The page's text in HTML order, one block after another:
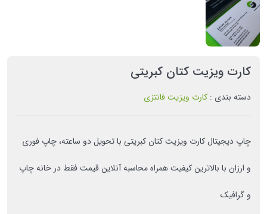
کارت ویزیت کتان کبریتی
دسته بندی : کارت ویزیت فانتزی
چاپ دیجیتال کارت ویزیت کتان کبریتی با تحویل دو ساعته، چاپ فوری
و ارزان با بالاترین کیفیت همراه محاسبه آنلاین قیمت فقط در خانه چاپ
و گرافیک